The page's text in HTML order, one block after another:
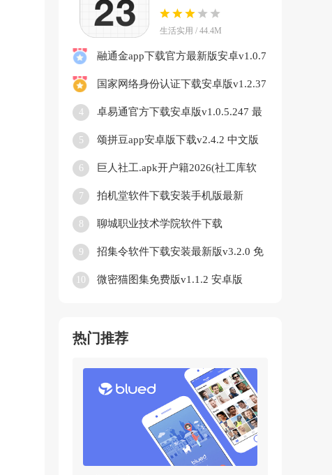
生活实用 / 44.4M
融通金app下载官方最新版安卓v1.0.7
国家网络身份认证下载安卓版v1.2.37
4
卓易通官方下载安卓版v1.0.5.247 最
5 颂拼豆app安卓版下载v2.4.2 中文版
6
巨人社工.apk开户籍2026(社工库软
7
拍机堂软件下载安装手机版最新
8
聊城职业技术学院软件下载
9
招集令软件下载安装最新版v3.2.0 免
10 微密猫图集免费版v1.1.2 安卓版
热门推荐